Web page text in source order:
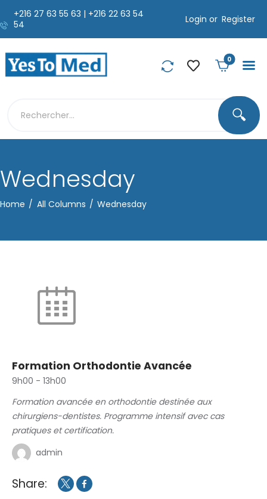
+216 27 63 55 63 | +216 22 63 54
54
Login or Register
0
🔍
Wednesday
Home All Columns Wednesday
Formation Orthodontie Avancée
9h00 - 13h00
Formation avancée en orthodontie destinée aux
chirurgiens-dentistes. Programme intensif avec cas
pratiques et certification.
admin
Share: